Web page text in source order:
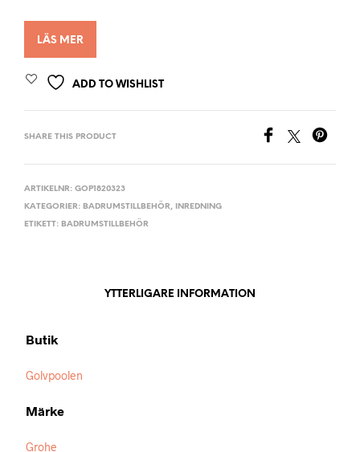
LÄS MER
ADD TO WISHLIST
SHARE THIS PRODUCT
ARTIKELNR: GOP1820323
KATEGORIER: BADRUMSTILLBEHÖR,
INREDNING
ETIKETT: BADRUMSTILLBEHÖR
YTTERLIGARE INFORMATION
Butik
Golvpoolen
Märke
Grohe